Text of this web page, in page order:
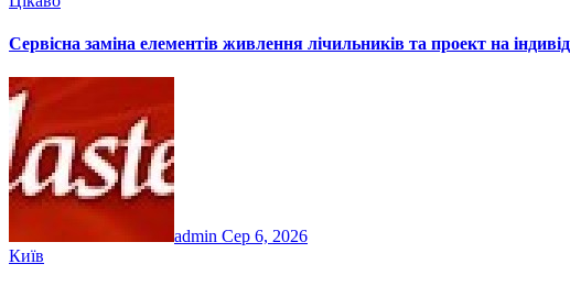
Сервісна заміна елементів живлення лічильників та проект на
admin Сер 6, 2026
Київ